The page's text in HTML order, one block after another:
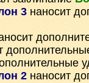
3 наносит
2 наносит